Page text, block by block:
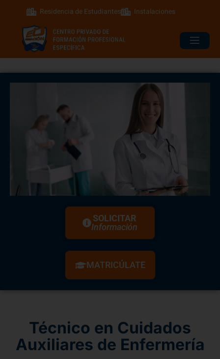
Residencia de Estudiantes Instalaciones
SOLICITAR
Información
MATRICÚLATE
Técnico en Cuidados
Auxiliares de Enfermería